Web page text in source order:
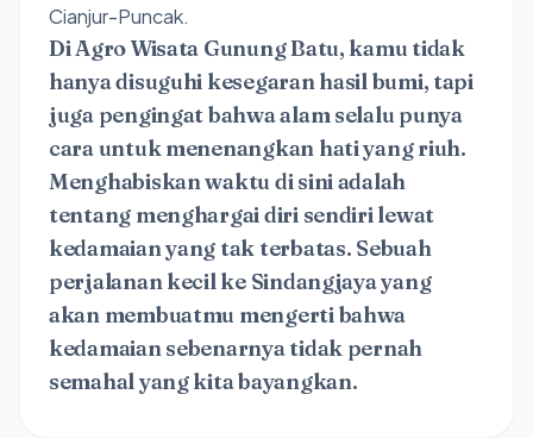
Cianjur-Puncak.
Di Agro Wisata Gunung Batu, kamu tidak
hanya disuguhi kesegaran hasil bumi, tapi
juga pengingat bahwa alam selalu punya
cara untuk menenangkan hati yang riuh.
Menghabiskan waktu di sini adalah
tentang menghargai diri sendiri lewat
kedamaian yang tak terbatas. Sebuah
perjalanan kecil ke Sindangjaya yang
akan membuatmu mengerti bahwa
kedamaian sebenarnya tidak pernah
semahal yang kita bayangkan.